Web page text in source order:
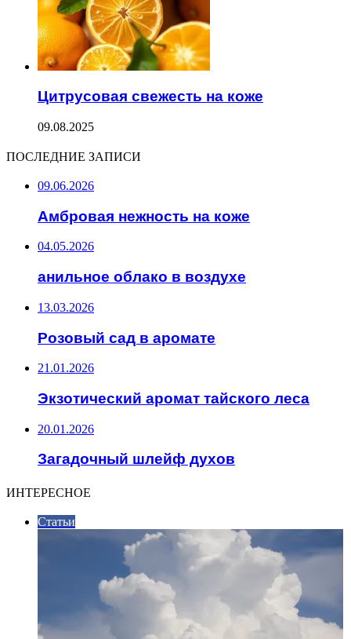
Цитрусовая свежесть на коже
09.08.2025
ПОСЛЕДНИЕ ЗАПИСИ
09.06.2026
Амбровая нежность на коже
04.05.2026
анильное облако в воздухе
13.03.2026
Розовый сад в аромате
21.01.2026
Экзотический аромат тайского леса
20.01.2026
Загадочный шлейф духов
ИНТЕРЕСНОЕ
Статьи